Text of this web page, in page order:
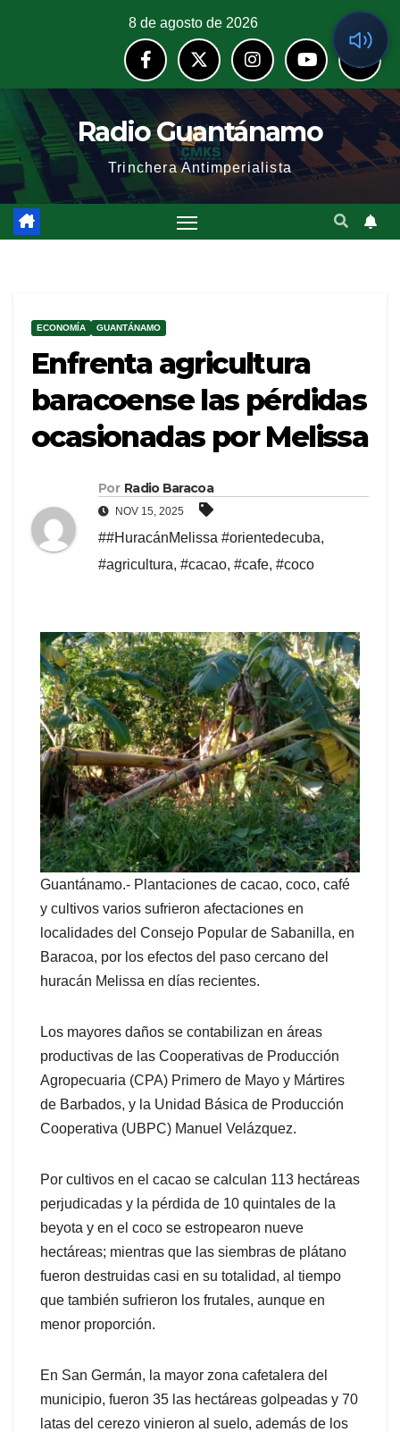
8 de agosto de 2026
Radio Guantánamo
Trinchera Antimperialista
ECONOMÍA GUANTÁNAMO
Enfrenta agricultura
baracoense las pérdidas
ocasionadas por Melissa
Por Radio Baracoa
NOV 15, 2025
##HuracánMelissa #orientedecuba,
#agricultura, #cacao, #cafe, #coco
Guantánamo.- Plantaciones de cacao, coco, café
y cultivos varios sufrieron afectaciones en
localidades del Consejo Popular de Sabanilla, en
Baracoa, por los efectos del paso cercano del
huracán Melissa en días recientes.
Los mayores daños se contabilizan en áreas
productivas de las Cooperativas de Producción
Agropecuaria (CPA) Primero de Mayo y Mártires
de Barbados, y la Unidad Básica de Producción
Cooperativa (UBPC) Manuel Velázquez.
Por cultivos en el cacao se calculan 113 hectáreas
perjudicadas y la pérdida de 10 quintales de la
beyota y en el coco se estropearon nueve
hectáreas; mientras que las siembras de plátano
fueron destruidas casi en su totalidad, al tiempo
que también sufrieron los frutales, aunque en
menor proporción.
En San Germán, la mayor zona cafetalera del
municipio, fueron 35 las hectáreas golpeadas y 70
latas del cerezo vinieron al suelo, además de los